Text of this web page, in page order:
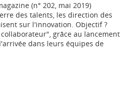
(n° 202, mai 2019)
des talents, les direction des
sur l'innovation. Objectif ?
grâce au lancement
dans leurs équipes de